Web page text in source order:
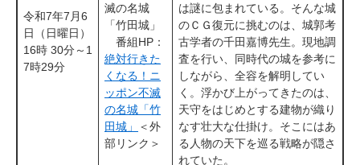
令和7年7月6
日（日曜日）
​16時 30分～1
7時29分
滅の名城
「竹田城」
​ 番組HP：
絶対行きた
くなる！ニ
ッポン不滅
の名城「竹
田城」
＜外
部リンク＞
は謎に包まれている。そんな城
のＣＧ復元に挑むのは、城郭考
古学者の千田嘉博先生。現地調
査を行い、同時代の城を参考に
しながら、全容を解明してい
く。浮かび上がってきたのは、
天守をはじめとする建物が織り
なす壮大な仕掛け。そこにはあ
る人物の天下を巡る戦略が隠さ
れていた。